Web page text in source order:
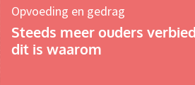
Opvoeding en gedrag
Steeds meer ouders
dit is waarom